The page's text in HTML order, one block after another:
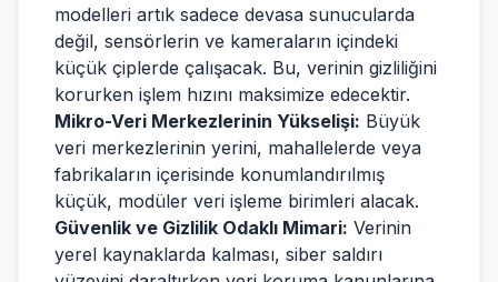
modelleri artık sadece devasa sunucularda
değil, sensörlerin ve kameraların içindeki
küçük çiplerde çalışacak. Bu, verinin gizliliğini
korurken işlem hızını maksimize edecektir.
Mikro-Veri Merkezlerinin Yükselişi: Büyük
veri merkezlerinin yerini, mahallelerde veya
fabrikaların içerisinde konumlandırılmış
küçük, modüler veri işleme birimleri alacak.
Güvenlik ve Gizlilik Odaklı Mimari: Verinin
yerel kaynaklarda kalması, siber saldırı